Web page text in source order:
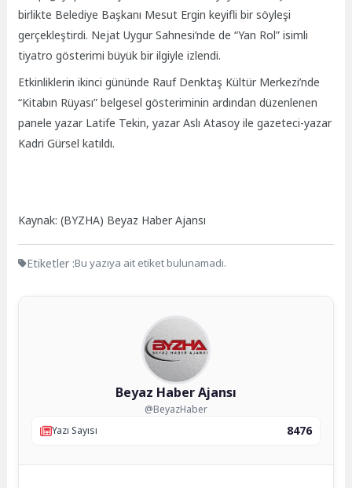
birlikte Belediye Başkanı Mesut Ergin keyifli bir söyleşi
gerçekleştirdi. Nejat Uygur Sahnesi’nde de “Yan Rol” isimli
tiyatro gösterimi büyük bir ilgiyle izlendi.
Etkinliklerin ikinci gününde Rauf Denktaş Kültür Merkezi’nde
“Kitabın Rüyası” belgesel gösteriminin ardından düzenlenen
panele yazar Latife Tekin, yazar Aslı Atasoy ile gazeteci-yazar
Kadri Gürsel katıldı.
Kaynak: (BYZHA) Beyaz Haber Ajansı
Etiketler :Bu yazıya ait etiket bulunamadı.
Beyaz Haber Ajansı
@BeyazHaber
Yazı Sayısı
8476